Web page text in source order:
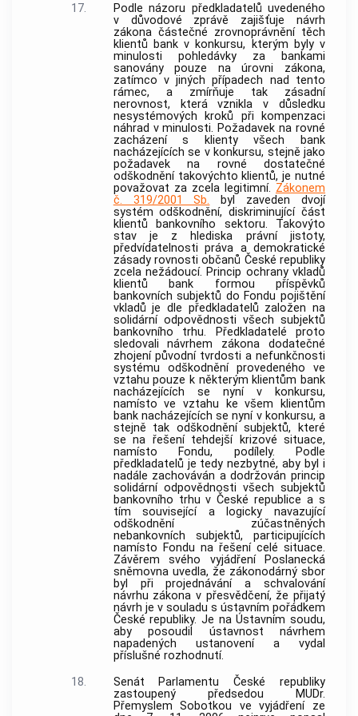
17.
Podle názoru předkladatelů uvedeného
v důvodové zprávě zajišťuje návrh
zákona částečné zrovnoprávnění těch
klientů bankv konkursu, kterým byly v
minulosti pohledávky za
bankami
sanovány pouze na úrovni zákona,
zatímco v jiných případech nad tento
rámec, a zmírňuje tak zásadní
nerovnost, která vznikla v důsledku
nesystémových kroků při kompenzaci
náhrad v minulosti. Požadavek na rovné
zacházení s klienty všech
bank
nacházejících se v konkursu, stejně jako
požadavek na rovné dostatečné
odškodnění takovýchto klientů, je nutné
považovat za zcela legitimní. Zákonem
č. 319/2001 Sb. byl zaveden dvojí
systém odškodnění, diskriminující část
klientů bankovního sektoru. Takovýto
stav je z hlediska právní jistoty,
předvídatelnosti práva a demokratické
zásady rovnosti občanů České republiky
zcela nežádoucí. Princip ochrany vkladů
klientů
bank formou příspěvků
bankovních subjektů do Fondu pojištění
vkladů je dle předkladatelů založen na
solidární odpovědnosti všech subjektů
bankovního trhu. Předkladatelé proto
sledovali návrhem zákona dodatečné
zhojení původní tvrdosti a nefunkčnosti
systému odškodnění provedeného ve
vztahu pouze k některým klientům bank
nacházejících se nyní v konkursu,
namísto ve vztahu ke všem klientům
banknacházejících se nyní v konkursu, a
stejně tak odškodnění subjektů, které
se na řešení tehdejší krizové situace,
namísto Fondu, podílely. Podle
předkladatelů je tedy nezbytné, aby byl i
nadále zachováván a dodržován princip
solidární odpovědnosti všech subjektů
bankovního trhu v České republice a s
tím související a logicky navazující
odškodnění zúčastněných
nebankovních subjektů, participujících
namísto Fondu na řešení celé situace.
Závěrem svého vyjádření Poslanecká
sněmovna uvedla, že zákonodárný sbor
byl při projednávání a schvalování
návrhu zákona v přesvědčení, že přijatý
návrh je v souladu s ústavním pořádkem
České republiky. Je naÚstavním soudu,
aby posoudil ústavnost návrhem
napadených ustanovení a vydal
příslušné rozhodnutí.
18.
Senát Parlamentu České republiky
zastoupený předsedou MUDr.
Přemyslem Sobotkou ve vyjádření ze